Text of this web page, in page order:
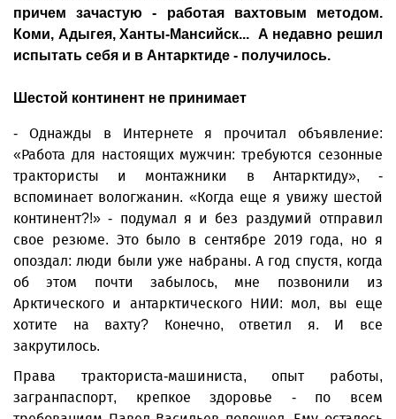
причем зачастую - работая вахтовым методом.
Коми, Адыгея, Ханты-Мансийск... А недавно решил
испытать себя и в Антарктиде - получилось.
Шестой континент не принимает
- Однажды в Интернете я прочитал объявление:
«Работа для настоящих мужчин: требуются сезонные
трактористы и монтажники в Антарк­тиду», -
вспоминает вологжанин. «Когда еще я увижу шестой
континент?!» - подумал я и без раздумий отправил
свое резюме. Это было в сентябре 2019 года, но я
опоздал: люди были уже набраны. А год спустя, когда
об этом почти забылось, мне позвонили из
Арктического и антарктического НИИ: мол, вы еще
хотите на вахту? Конечно, ответил я. И все
закрутилось.
Права тракториста-машиниста, опыт работы,
загранпаспорт, крепкое здоровье - по всем